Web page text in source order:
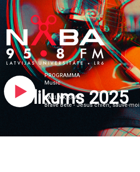
PROGRAMMA
Music
PAŠLAIK SKAN
Brave Bete - Jesus chien, sauve-moi
Nolikums 2025